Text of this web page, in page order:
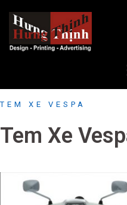
content
TEM XE VESPA
Tem Xe